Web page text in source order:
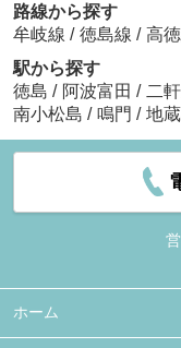
路線から探す
牟岐線 / 徳島線 / 高
駅から探す
徳島 / 阿波富田 / 二
南小松島 / 鳴門 / 地
ホーム